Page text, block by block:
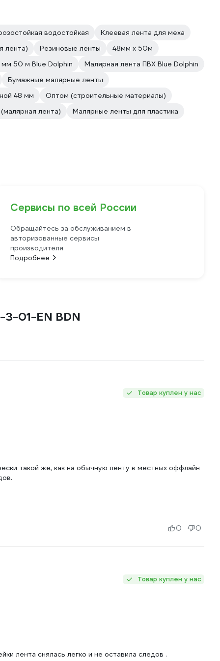
водостойкая
Клеевая лента для меха
лента)
Резиновые ленты
48мм х 50м
50 м Blue Dolphin
Малярная лента ПВХ Blue Dolphin
Бумажные малярные ленты
48 мм
Оптом (строительные материалы)
лента)
Малярные ленты для пластика
Сервисы по всей России
Обращайтесь за обслуживанием в
авторизованные сервисы
производителя
Подробнее
01-EN BDN
Товар куплен у нас
такой же, как на обычную ленту в местных оффлайн
0 0
Товар куплен у нас
лента снялась легко и не оставила следов .